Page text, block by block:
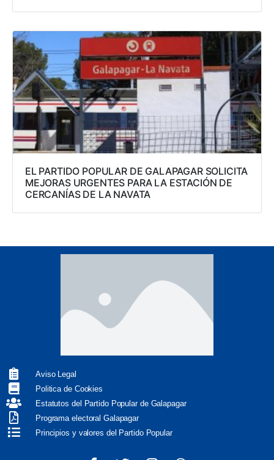
EL PARTIDO POPULAR DE GALAPAGAR SOLICITA
MEJORAS URGENTES PARA LA ESTACIÓN DE
CERCANÍAS DE LA NAVATA
Aviso Legal
Politica de Cookies
Estatutos del Partido Popular de Galapagar
Programa electoral Galapagar
Principios y valores del Partido Popular